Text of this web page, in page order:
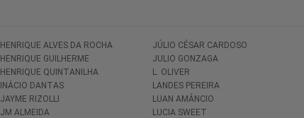
HENRIQUE ALVES DA ROCHA
HENRIQUE GUILHERME
HENRIQUE QUINTANILHA
INÁCIO DANTAS
JAYME RIZOLLI
JM ALMEIDA
JÚLIO CÉSAR CARDOSO
JULIO GONZAGA
L. OLIVER
LANDES PEREIRA
LUAN AMÂNCIO
LUCIA SWEET